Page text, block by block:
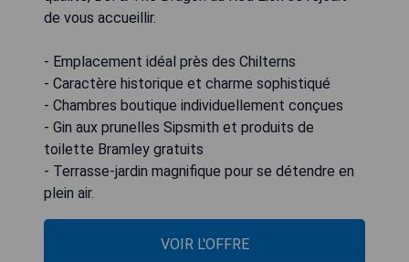
de vous accueillir.
- Emplacement idéal près des Chilterns
- Caractère historique et charme sophistiqué
- Chambres boutique individuellement conçues
- Gin aux prunelles Sipsmith et produits de
toilette Bramley gratuits
- Terrasse-jardin magnifique pour se détendre en
plein air.
VOIR L'OFFRE